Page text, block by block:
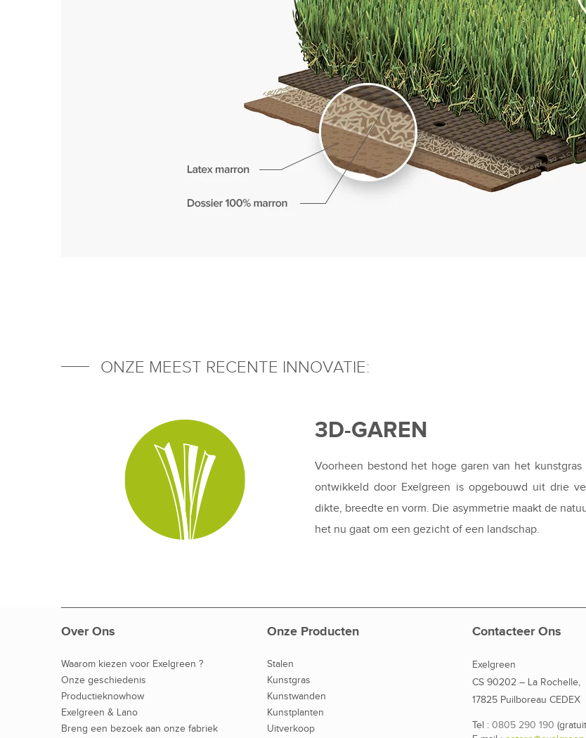
ONZE MEEST RECENTE INNOVATIE:
3D-GAREN
Voorheen bestond het hoge garen van het
ontwikkeld door Exelgreen is opgebouwd uit drie
dikte, breedte en vorm. Die asymmetrie maakt de
het nu gaat om een gezicht of een landschap.
Over Ons
Waarom kiezen voor Exelgreen ?
Onze geschiedenis
Productieknowhow
Exelgreen & Lano
Breng een bezoek aan onze fabriek
Onze Producten
Stalen
Kunstgras
Kunstwanden
Kunstplanten
Uitverkoop
Contacteer Ons
Exelgreen
CS 90202 – La Rochelle,
17825 Puilboreau CEDEX
Tel : 0805 290 190